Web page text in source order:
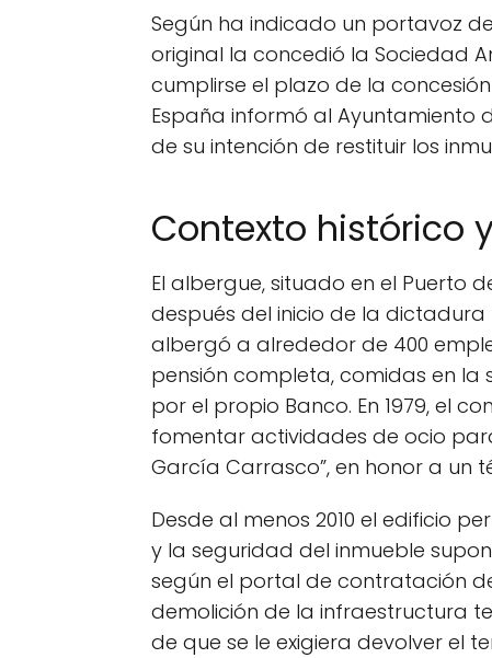
Según ha indicado un portavoz
original la concedió la Sociedad
cumplirse el plazo de la
España informó al Ayuntamiento
de su intención de restituir los
Contexto histórico
El albergue, situado en el Puerto
después del inicio de la
albergó a alrededor de 400
pensión completa, comidas en
por el propio Banco. En 1979, el
fomentar actividades de ocio
García Carrasco”, en honor a un
Desde al menos 2010 el edificio
y la seguridad del inmueble
según el portal de contratación
demolición de la infraestructura
de que se le exigiera devolver el